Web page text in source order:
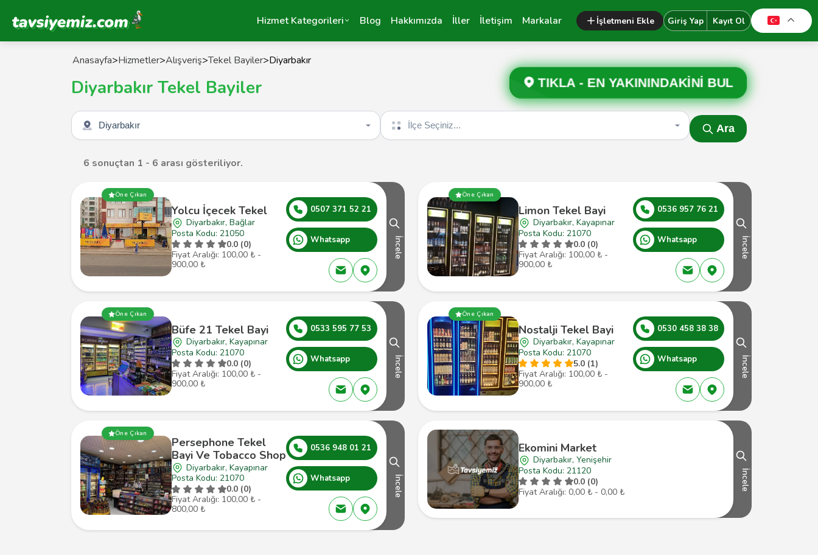
Tavsiyemiz Anasayfa Hizmet Kategorileri Blog Hakkımızda İller İletişim Markalar İşletmeni Ekle Giriş Yap Kayıt Ol
Anasayfa>Hizmetler>Alışveriş>Tekel Bayiler>Diyarbakır
Diyarbakır Tekel Bayiler TIKLA - EN YAKININDAKİNİ BUL
Şehir seçin İlçe seçin
Ara
6 sonuçtan 1 - 6 arası gösteriliyor.
Öne Çıkan
Yolcu İçecek Tekel
Diyarbakır, Bağlar
Posta Kodu: 21050
0.0 (0)
Fiyat Aralığı: 100,00 ₺ -
900,00 ₺
0507 371 52 21
Whatsapp İncele
Öne Çıkan
Limon Tekel Bayi
Diyarbakır, Kayapınar
Posta Kodu: 21070
0.0 (0)
Fiyat Aralığı: 100,00 ₺ -
900,00 ₺
0536 957 76 21
Whatsapp İncele
Öne Çıkan
Büfe 21 Tekel Bayi
Diyarbakır, Kayapınar
Posta Kodu: 21070
0.0 (0)
Fiyat Aralığı: 100,00 ₺ -
900,00 ₺
0533 595 77 53
Whatsapp İncele
Öne Çıkan
Nostalji Tekel Bayi
Diyarbakır, Kayapınar
Posta Kodu: 21070
5.0 (1)
Fiyat Aralığı: 100,00 ₺ -
900,00 ₺
0530 458 38 38
Whatsapp İncele
Öne Çıkan
Persephone Tekel
Bayi Ve Tobacco Shop
Diyarbakır, Kayapınar
Posta Kodu: 21070
0.0 (0)
Fiyat Aralığı: 100,00 ₺ -
800,00 ₺
0536 948 01 21
Whatsapp İncele
Ekomini Market
Diyarbakır, Yenişehir
Posta Kodu: 21120
0.0 (0)
Fiyat Aralığı: 0,00 ₺ - 0,00 ₺
İncele